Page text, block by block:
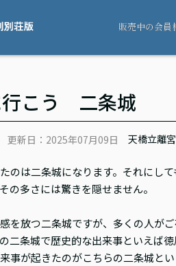
販売中の会員
行こう 二条城
更新日：2025年07月09日 天橋立離
のは二条城になります。それにし
の多さには驚きを隠せません。
を放つ二条城ですが、多くの人が
二条城で歴史的な出来事といえば
事が起きたのがこちらの二条城と